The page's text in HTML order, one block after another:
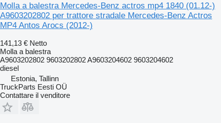
Molla a balestra Mercedes-Benz actros mp4 1840 (01.12-)
A9603202802 per trattore stradale Mercedes-Benz Actros
MP4 Antos Arocs (2012-)
141,13 € Netto
Molla a balestra
A9603202802 9603202802 A9603204602 9603204602
diesel
Estonia, Tallinn
TruckParts Eesti OÜ
Contattare il venditore